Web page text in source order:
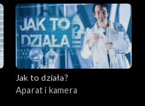
Jak to działa?
Aparat i kamera